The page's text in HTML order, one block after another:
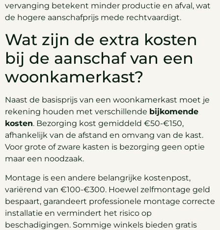
vervanging betekent minder productie en afval, wat
de hogere aanschafprijs mede rechtvaardigt.
Wat zijn de extra kosten
bij de aanschaf van een
woonkamerkast?
Naast de basisprijs van een woonkamerkast moet je
rekening houden met verschillende bijkomende
kosten. Bezorging kost gemiddeld €50-€150,
afhankelijk van de afstand en omvang van de kast.
Voor grote of zware kasten is bezorging geen optie
maar een noodzaak.
Montage is een andere belangrijke kostenpost,
variërend van €100-€300. Hoewel zelfmontage geld
bespaart, garandeert professionele montage correcte
installatie en vermindert het risico op
beschadigingen. Sommige winkels bieden gratis